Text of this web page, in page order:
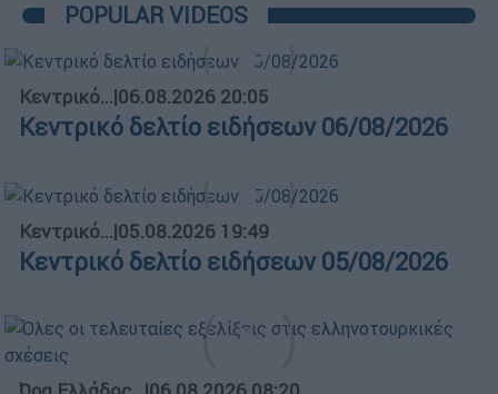
POPULAR VIDEOS
Κεντρικό...|06.08.2026 20:05
Κεντρικό δελτίο ειδήσεων 06/08/2026
Κεντρικό...|05.08.2026 19:49
Κεντρικό δελτίο ειδήσεων 05/08/2026